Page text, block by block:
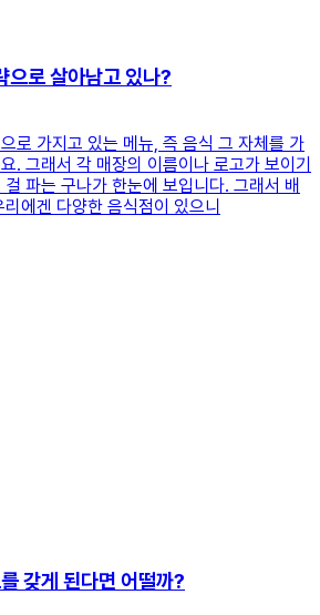
으로 살아남고 있나?
로 가지고 있는 메뉴, 즉 음식 그 자체를 가
. 그래서 각 매장의 이름이나 로고가 보이기
파는 구나가 한눈에 보입니다. 그래서 배
에겐 다양한 음식점이 있으니
갖게 된다면 어떨까?